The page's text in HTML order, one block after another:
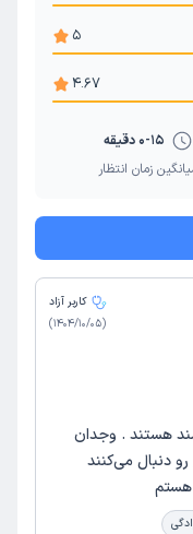
5
4.67
0-15 دقیقه
زمان انتظار
کاربر آزاد
(
1404/10/05
)
هستند . وجدان
رو دنبال می‌کنند
هستم